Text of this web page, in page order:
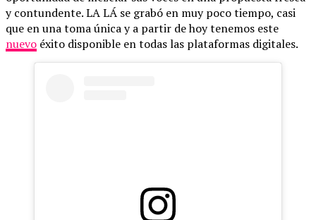
y contundente. LA LÁ se grabó en muy poco tiempo, casi
que en una toma única y a partir de hoy tenemos este
nuevo éxito disponible en todas las plataformas digitales.